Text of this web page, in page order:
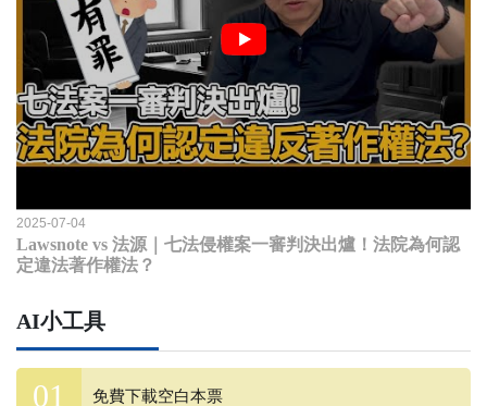
2025-07-04
Lawsnote vs 法源｜七法侵權案一審判決出爐！法院為何認
定違法著作權法？
AI小工具
免費下載空白本票